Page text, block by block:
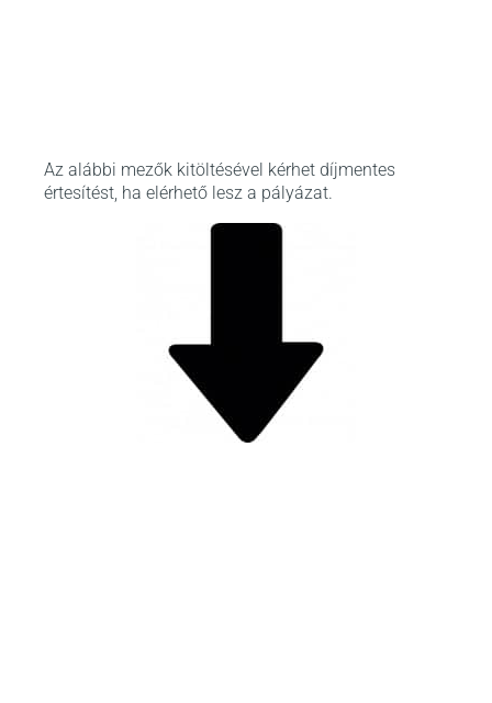
Az alábbi mezők kitöltésével kérhet díjmentes
értesítést, ha elérhető lesz a pályázat.